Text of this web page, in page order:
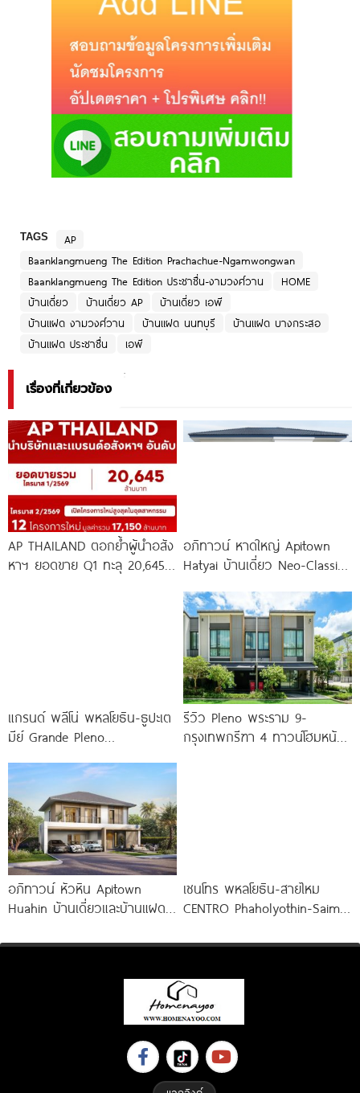
TAGS
AP
Baanklangmueng The Edition Prachachue-Ngamwongwan
Baanklangmueng The Edition ประชาชื่น-งามวงศ์วาน
HOME
บ้านเดี่ยว
บ้านเดี่ยว AP
บ้านเดี่ยว เอพี
บ้านแฝด งามวงศ์วาน
บ้านแฝด นนทบุรี
บ้านแฝด บางกระสอ
บ้านแฝด ประชาชื่น
เอพี
เรื่องที่เกี่ยวข้อง
AP THAILAND ตอกย้ำผู้นำอสัง
หาฯ ยอดขาย Q1 ทะลุ 20,645
อภิทาวน์ หาดใหญ่ Apitown
Hatyai บ้านเดี่ยว Neo-Classic
ม.หาดใหญ่ 10
แกรนด์ พลีโน่ พหลโยธิน-ธูปะเต
มีย์ Grande Pleno
บ้านดีไซน์ใหม่ ติดถนนพหลโยธิน
ใกล้วิภาวดีรังสิตใน 1
รีวิว Pleno พระราม 9-
กรุงเทพกรีฑา 4 ทาวน์โฮมหน้า
อภิทาวน์ หัวหิน Apitown
Huahin บ้านเดี่ยวและบ้านแฝด
เซนโทร พหลโยธิน-สายไหม
CENTRO Phaholyothin-Saimai
สายไหม ใกล้ทางด่วน 3